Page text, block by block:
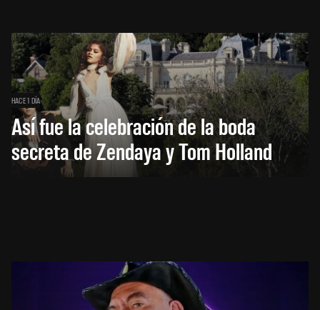
HACE 1 DÍA
Así fue la celebración de la boda
secreta de Zendaya y Tom Holland